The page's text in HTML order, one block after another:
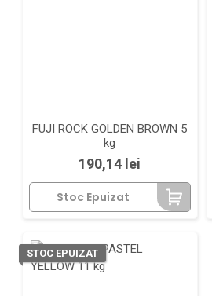
FUJI ROCK GOLDEN BROWN 5
kg
Pret
190,14 lei
Stoc Epuizat
STOC EPUIZAT